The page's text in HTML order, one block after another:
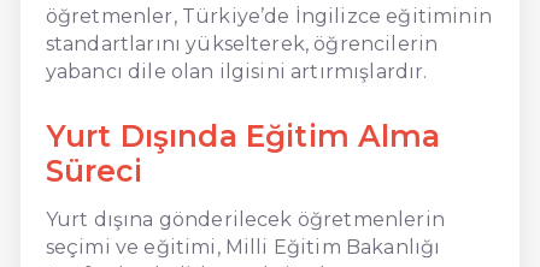
öğretmenler, Türkiye’de İngilizce eğitiminin
standartlarını yükselterek, öğrencilerin
yabancı dile olan ilgisini artırmışlardır.
Yurt Dışında Eğitim Alma
Süreci
Yurt dışına gönderilecek öğretmenlerin
seçimi ve eğitimi, Milli Eğitim Bakanlığı